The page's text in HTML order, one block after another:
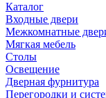
Каталог
Входные двери
Межкомнатные
Мягкая мебель
Столы
Освещение
Дверная фурнитура
Перегородки и